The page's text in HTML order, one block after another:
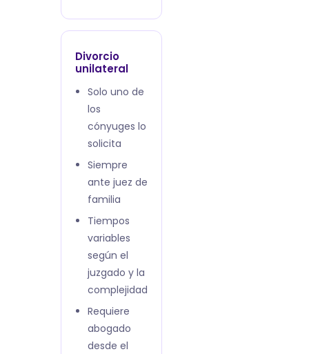
Divorcio
unilateral
Solo uno de
los
cónyuges lo
solicita
Siempre
ante juez de
familia
Tiempos
variables
según el
juzgado y la
complejidad
Requiere
abogado
desde el